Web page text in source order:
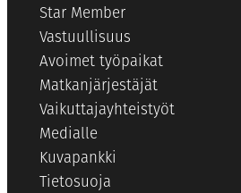
Star Member
Vastuullisuus
Avoimet työpaikat
Matkanjärjestäjät
Vaikuttajayhteistyöt
Medialle
Kuvapankki
Tietosuoja